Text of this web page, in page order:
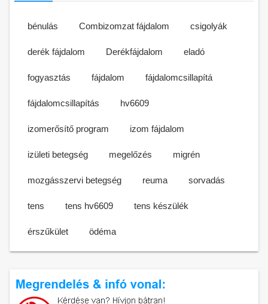
bénulás Combizomzat fájdalom csigolyák
derék fájdalom Derékfájdalom eladó
fogyasztás fájdalom fájdalomcsillapítá
fájdalomcsillapítás hv6609
izomerősítő program izom fájdalom
izületi betegség megelőzés migrén
mozgásszervi betegség reuma sorvadás
tens tens hv6609 tens készülék
érszűkület ödéma